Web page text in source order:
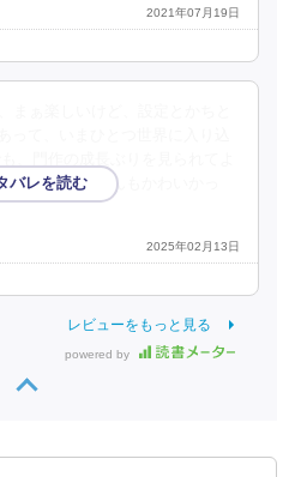
2021年07月19日
せなお花ちゃんもかわいかっ
2025年02月13日
レビューをもっと見る
powered by